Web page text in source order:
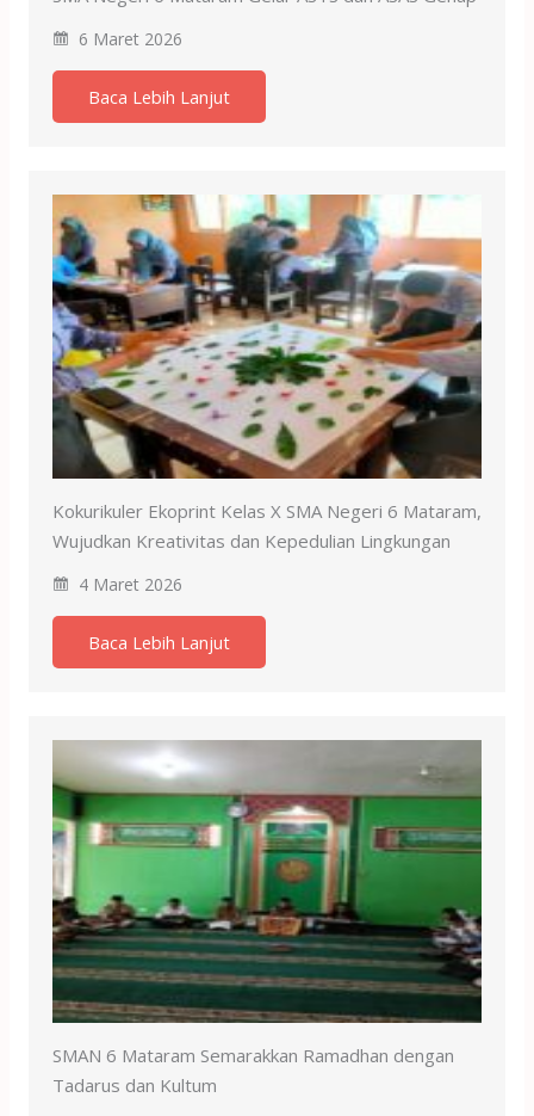
6 Maret 2026
Baca Lebih Lanjut
Kokurikuler Ekoprint Kelas X SMA Negeri 6 Mataram,
Wujudkan Kreativitas dan Kepedulian Lingkungan
4 Maret 2026
Baca Lebih Lanjut
SMAN 6 Mataram Semarakkan Ramadhan dengan
Tadarus dan Kultum